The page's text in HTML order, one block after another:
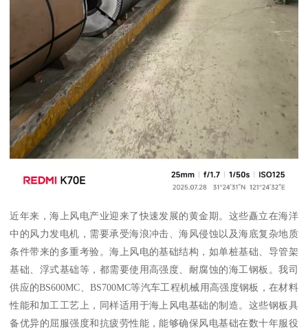
近年来，海上风电产业迎来了快速发展的黄金期。这些矗立在海洋
中的风力发电机，需要承受海浪冲击、海风侵蚀以及海底复杂地质
条件带来的多重考验。海上风电的基础结构，如单桩基础、导管架
基础、浮式基础等，都需要使用高强度、耐腐蚀的海工钢板。我司
供应的BS600MC、BS700MC等汽车工程机械用高强度钢板，在材料
性能和加工工艺上，同样适用于海上风电基础的制造。这些钢板具
备优异的屈服强度和抗疲劳性能，能够确保风电基础在数十年服役